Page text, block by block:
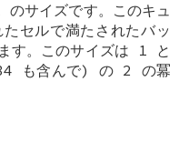
サイズです。このキュ
セルで満たされたバッ
す。このサイズは 1 と
も含んで) の 2 の冪